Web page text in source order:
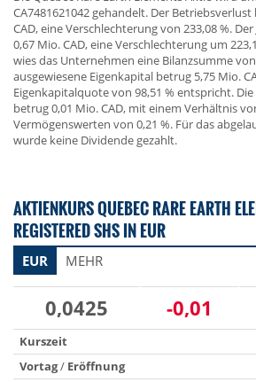
CA7481621042 gehandelt. Der
CAD, eine Verschlechterung von 233,08 %.
0,67 Mio. CAD, eine Verschlechterung um
wies das Unternehmen eine Bilanzsumme von
ausgewiesene Eigenkapital betrug 5,75 Mio.
Eigenkapitalquote von 98,51 % entspricht.
betrug 0,01 Mio. CAD, mit einem Verhältnis
Vermögenswerten von 0,21 %. Für das
wurde keine Dividende gezahlt.
AKTIENKURS QUEBEC RARE EARTH
REGISTERED SHS IN EUR
EUR MEHR
0,0425 -0,01
Kurszeit
Vortag/ Eröffnung